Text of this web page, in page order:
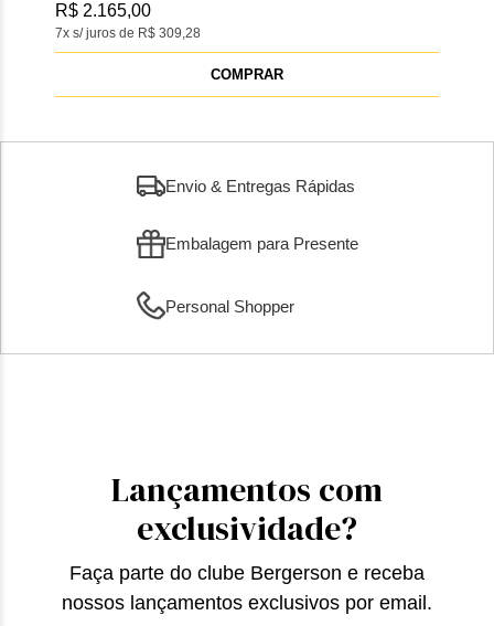
7x s/ juros de R$ 309,28
R$ 2.165,00
COMPRAR
Envio & Entregas Rápidas
Embalagem para Presente
Personal Shopper
Lançamentos com
exclusividade?
Faça parte do clube Bergerson e receba
nossos lançamentos exclusivos por email.